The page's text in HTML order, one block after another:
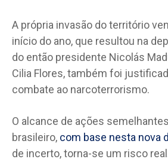
A própria invasão do território
início do ano, que resultou na
do então presidente Nicolás
Cilia Flores, também foi
combate ao narcoterrorismo.
O alcance de ações
brasileiro, com base nesta nova
de incerto, torna-se um risco